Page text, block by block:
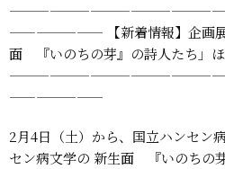
——————— 【新着情報】企画
面 『いのちの芽』の詩人たち」
———————
2月4日（土）から、国立ハンセン
セン病文学の 新生面 『いのちの